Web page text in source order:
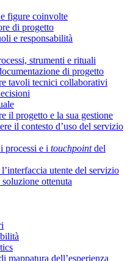
figure coinvolte
di progetto
e responsabilità
strumenti e rituali
di progetto
tavoli tecnici collaborativi
il progetto e la sua gestione
il contesto d’uso del servizio
processi e i touchpointdel
utente del servizio
ottenuta
mappatura dell’esperienza